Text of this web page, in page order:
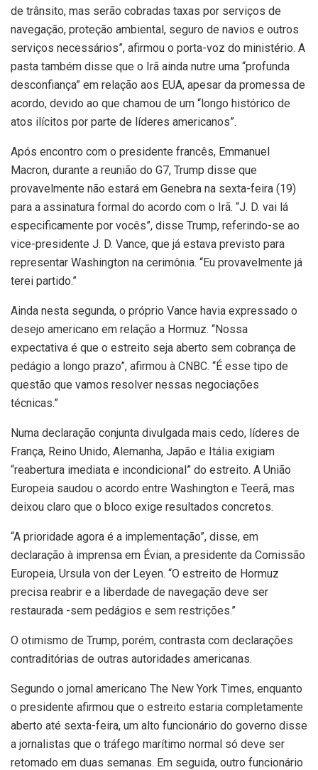
de trânsito, mas serão cobradas taxas por serviços de
navegação, proteção ambiental, seguro de navios e outros
serviços necessários”, afirmou o porta-voz do ministério. A
pasta também disse que o Irã ainda nutre uma “profunda
desconfiança” em relação aos EUA, apesar da promessa de
acordo, devido ao que chamou de um “longo histórico de
atos ilícitos por parte de líderes americanos”.
Após encontro com o presidente francês, Emmanuel
Macron, durante a reunião do G7, Trump disse que
provavelmente não estará em Genebra na sexta-feira (19)
para a assinatura formal do acordo com o Irã. “J. D. vai lá
especificamente por vocês”, disse Trump, referindo-se ao
vice-presidente J. D. Vance, que já estava previsto para
representar Washington na cerimônia. “Eu provavelmente já
terei partido.”
Ainda nesta segunda, o próprio Vance havia expressado o
desejo americano em relação a Hormuz. “Nossa
expectativa é que o estreito seja aberto sem cobrança de
pedágio a longo prazo”, afirmou à CNBC. “É esse tipo de
questão que vamos resolver nessas negociações
técnicas.”
Numa declaração conjunta divulgada mais cedo, líderes de
França, Reino Unido, Alemanha, Japão e Itália exigiam
“reabertura imediata e incondicional” do estreito. A União
Europeia saudou o acordo entre Washington e Teerã, mas
deixou claro que o bloco exige resultados concretos.
“A prioridade agora é a implementação”, disse, em
declaração à imprensa em Évian, a presidente da Comissão
Europeia, Ursula von der Leyen. “O estreito de Hormuz
precisa reabrir e a liberdade de navegação deve ser
restaurada -sem pedágios e sem restrições.”
O otimismo de Trump, porém, contrasta com declarações
contraditórias de outras autoridades americanas.
Segundo o jornal americano The New York Times, enquanto
o presidente afirmou que o estreito estaria completamente
aberto até sexta-feira, um alto funcionário do governo disse
a jornalistas que o tráfego marítimo normal só deve ser
retomado em duas semanas. Em seguida, outro funcionário